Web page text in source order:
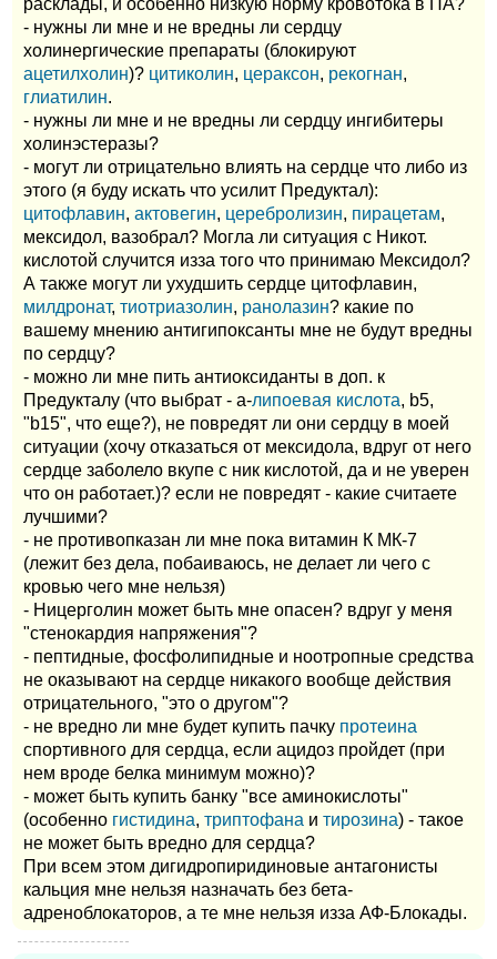
расклады, и особенно низкую норму кровотока в ПА?
- нужны ли мне и не вредны ли сердцу
холинергические препараты (блокируют
ацетилхолин)? цитиколин, цераксон, рекогнан,
глиатилин.
- нужны ли мне и не вредны ли сердцу ингибитеры
холинэстеразы?
- могут ли отрицательно влиять на сердце что либо из
этого (я буду искать что усилит Предуктал):
цитофлавин, актовегин, церебролизин, пирацетам,
мексидол, вазобрал? Могла ли ситуация с Никот.
кислотой случится изза того что принимаю Мексидол?
А также могут ли ухудшить сердце цитофлавин,
милдронат, тиотриазолин, ранолазин? какие по
вашему мнению антигипоксанты мне не будут вредны
по сердцу?
- можно ли мне пить антиоксиданты в доп. к
Предукталу (что выбрат - а-липоевая кислота, b5,
"b15", что еще?), не повредят ли они сердцу в моей
ситуации (хочу отказаться от мексидола, вдруг от него
сердце заболело вкупе с ник кислотой, да и не уверен
что он работает.)? если не повредят - какие считаете
лучшими?
- не противопказан ли мне пока витамин К МК-7
(лежит без дела, побаиваюсь, не делает ли чего с
кровью чего мне нельзя)
- Ницерголин может быть мне опасен? вдруг у меня
"стенокардия напряжения"?
- пептидные, фосфолипидные и ноотропные средства
не оказывают на сердце никакого вообще действия
отрицательного, "это о другом"?
- не вредно ли мне будет купить пачку протеина
спортивного для сердца, если ацидоз пройдет (при
нем вроде белка минимум можно)?
- может быть купить банку "все аминокислоты"
(особенно гистидина, триптофана и тирозина) - такое
не может быть вредно для сердца?
При всем этом дигидропиридиновые антагонисты
кальция мне нельзя назначать без бета-
адреноблокаторов, а те мне нельзя изза АФ-Блокады.